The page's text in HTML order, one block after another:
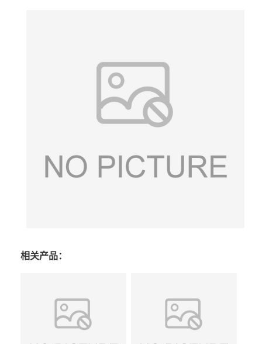
相关产品：